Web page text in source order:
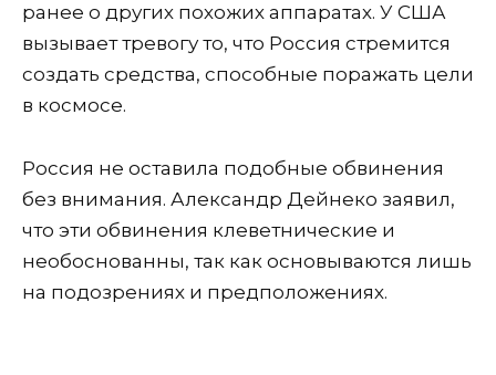
ранее о других похожих аппаратах. У США
вызывает тревогу то, что Россия стремится
создать средства, способные поражать цели
в космосе.
Россия не оставила подобные обвинения
без внимания. Александр Дейнеко заявил,
что эти обвинения клеветнические и
необоснованны, так как основываются лишь
на подозрениях и предположениях.